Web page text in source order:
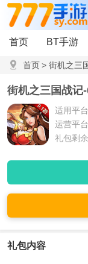
首页 BT手游
首页> 街机之三
街机之三国战记
适用平台
运营平台
礼包剩
礼包内容